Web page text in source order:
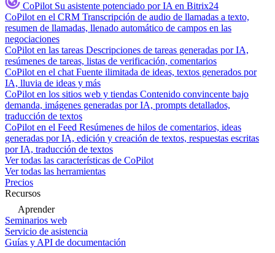
CoPilot Su asistente potenciado por IA en Bitrix24
CoPilot en el CRM Transcripción de audio de llamadas a texto,
resumen de llamadas, llenado automático de campos en las
negociaciones
CoPilot en las tareas Descripciones de tareas generadas por IA,
resúmenes de tareas, listas de verificación, comentarios
CoPilot en el chat Fuente ilimitada de ideas, textos generados por
IA, lluvia de ideas y más
CoPilot en los sitios web y tiendas Contenido convincente bajo
demanda, imágenes generadas por IA, prompts detallados,
traducción de textos
CoPilot en el Feed Resúmenes de hilos de comentarios, ideas
generadas por IA, edición y creación de textos, respuestas escritas
por IA, traducción de textos
Ver todas las características de CoPilot
Ver todas las herramientas
Precios
Recursos
Aprender
Seminarios web
Servicio de asistencia
Guías y API de documentación